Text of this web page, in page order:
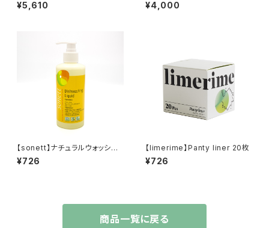
¥5,610 ¥4,000
【sonett】ナチュラルウォッシュ
アップリキッド カレンドラ 300
ml
¥726
【limerime】Panty liner 20枚
¥726
商品一覧に戻る